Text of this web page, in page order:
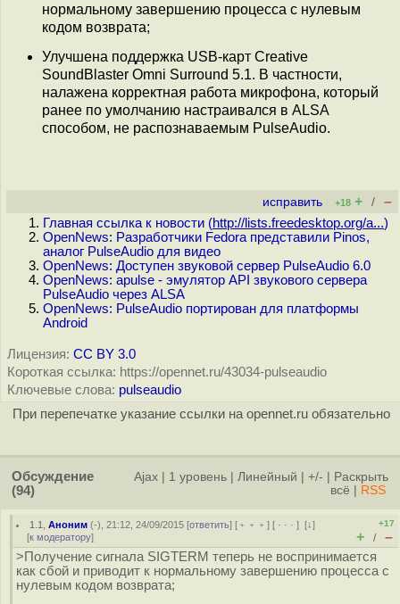
нормальному завершению процесса с нулевым
кодом возврата;
Улучшена поддержка USB-карт Creative
SoundBlaster Omni Surround 5.1. В частности,
налажена корректная работа микрофона, который
ранее по умолчанию настраивался в ALSA
способом, не распознаваемым PulseAudio.
исправить +18 + / –
Главная ссылка к новости (http://lists.freedesktop.org/a...)
OpenNews: Разработчики Fedora представили Pinos,
аналог PulseAudio для видео
OpenNews: Доступен звуковой сервер PulseAudio 6.0
OpenNews: apulse - эмулятор API звукового сервера
PulseAudio через ALSA
OpenNews: PulseAudio портирован для платформы
Android
Лицензия: CC BY 3.0
Короткая ссылка: https://opennet.ru/43034-pulseaudio
Ключевые слова: pulseaudio
При перепечатке указание ссылки на opennet.ru обязательно
Обсуждение
(94)
Ajax 1 уровень Линейный +/-
Раскрыть
всё
RSS
1.1 ,Аноним (-), 21:12, 24/09/2015 [ответить] [ ﹢﹢﹢] [ · · ·][↓]
[к модератору]
+17
+ / –
>Получение сигнала SIGTERM теперь не воспринимается
как сбой и приводит к нормальному завершению процесса с
нулевым кодом возврата;